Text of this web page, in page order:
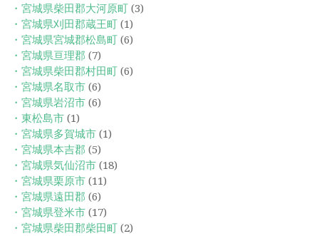
・宮城県柴田郡大河原町 (3)
・宮城県刈田郡蔵王町 (1)
・宮城県宮城郡松島町 (6)
・宮城県亘理郡 (7)
・宮城県柴田郡村田町 (6)
・宮城県名取市 (6)
・宮城県岩沼市 (6)
・東松島市 (1)
・宮城県多賀城市 (1)
・宮城県本吉郡 (5)
・宮城県気仙沼市 (18)
・宮城県栗原市 (11)
・宮城県遠田郡 (6)
・宮城県登米市 (17)
・宮城県柴田郡柴田町 (2)